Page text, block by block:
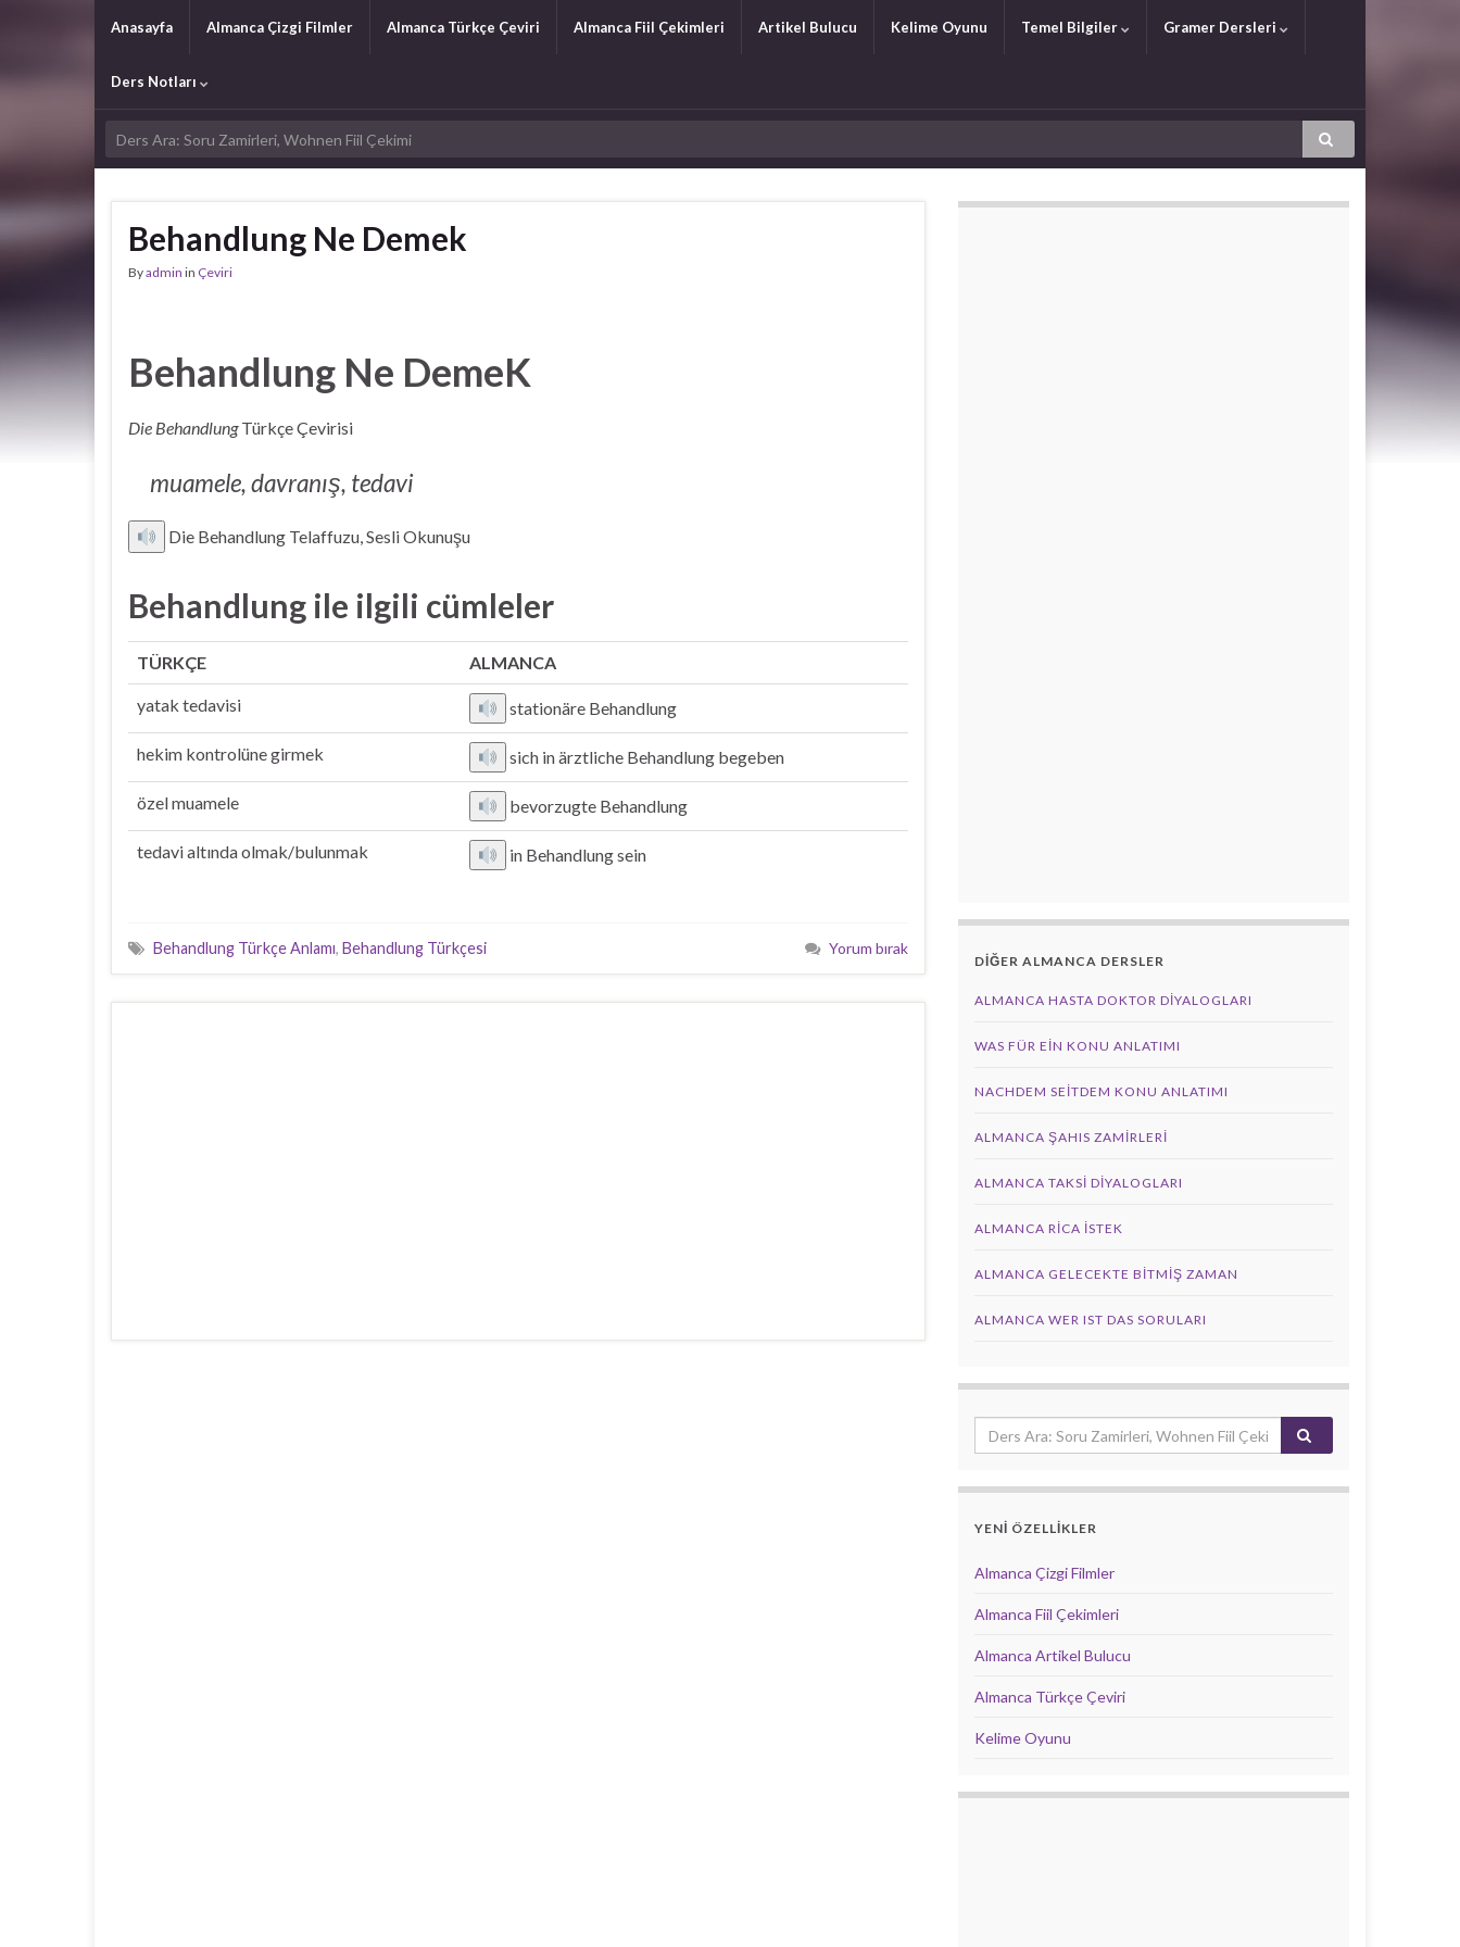
Anasayfa Almanca Çizgi Filmler Almanca Türkçe Çeviri Almanca Fiil Çekimleri Artikel Bulucu Kelime Oyunu Temel Bilgiler Gramer Dersleri
Ders Notları
Behandlung Ne Demek
Byadmin in Çeviri
Behandlung Ne DemeK
Die BehandlungTürkçe Çevirisi
muamele, davranış, tedavi
Die Behandlung Telaffuzu, Sesli Okunuşu
Behandlung ile ilgili cümleler
TÜRKÇE ALMANCA
yatak tedavisi stationäre Behandlung
hekim kontrolüne girmek sich in ärztliche Behandlung begeben
özel muamele bevorzugte Behandlung
tedavi altında olmak/bulunmak in Behandlung sein
Behandlung Türkçe Anlamı, Behandlung Türkçesi Yorum bırak
DİĞER ALMANCA DERSLER
ALMANCA HASTA DOKTOR DIYALOGLARI
WAS FÜR EIN KONU ANLATIMI
NACHDEM SEITDEM KONU ANLATIMI
ALMANCA ŞAHIS ZAMIRLERI
ALMANCA TAKSI DIYALOGLARI
ALMANCA RICA İSTEK
ALMANCA GELECEKTE BITMIŞ ZAMAN
ALMANCA WER IST DAS SORULARI
YENİ ÖZELLİKLER
Almanca Çizgi Filmler
Almanca Fiil Çekimleri
Almanca Artikel Bulucu
Almanca Türkçe Çeviri
Kelime Oyunu